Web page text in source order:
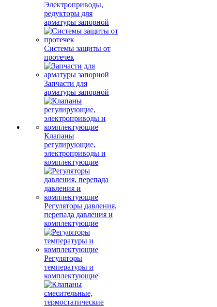
Электроприводы,
редукторы для
арматуры запорной
Системы защиты от
протечек
Запчасти для
арматуры запорной
Клапаны
регулирующие,
электроприводы и
комплектующие
Регуляторы давления,
перепада давления и
комплектующие
Регуляторы
температуры и
комплектующие